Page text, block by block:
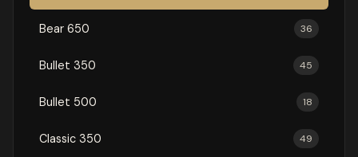
Bear 650 36
Bullet 350 45
Bullet 500 18
Classic 350 49